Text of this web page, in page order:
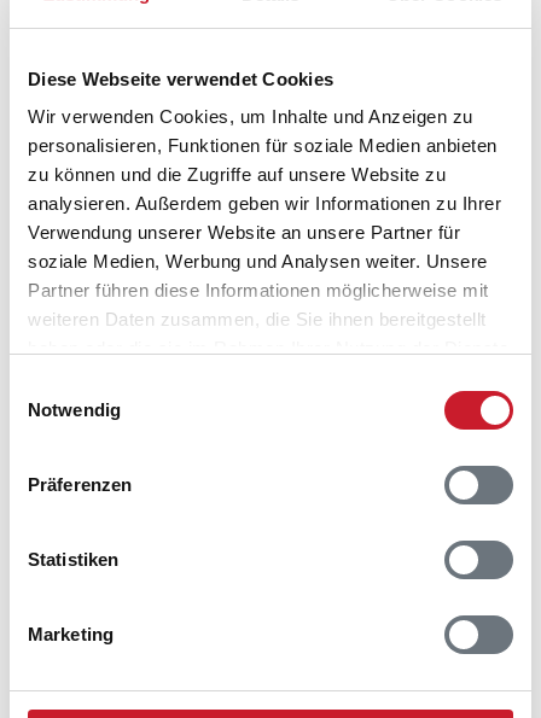
Diese Webseite verwendet Cookies
Wir verwenden Cookies, um Inhalte und Anzeigen zu
personalisieren, Funktionen für soziale Medien anbieten
zu können und die Zugriffe auf unsere Website zu
analysieren. Außerdem geben wir Informationen zu Ihrer
Verwendung unserer Website an unsere Partner für
soziale Medien, Werbung und Analysen weiter. Unsere
Partner führen diese Informationen möglicherweise mit
weiteren Daten zusammen, die Sie ihnen bereitgestellt
Notwendig
Präferenzen
Statistiken
Marketing
Ferienhaus 51566
Nr. Lyngby
9480 Løkken
Belegungskalender
Reisedauer auswählen